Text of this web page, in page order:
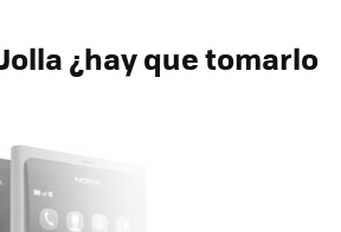
¿hay que tomarlo